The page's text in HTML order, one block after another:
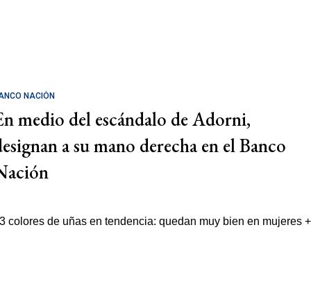
NACIÓN
medio del escándalo de Adorni,
a su mano derecha en el Banco